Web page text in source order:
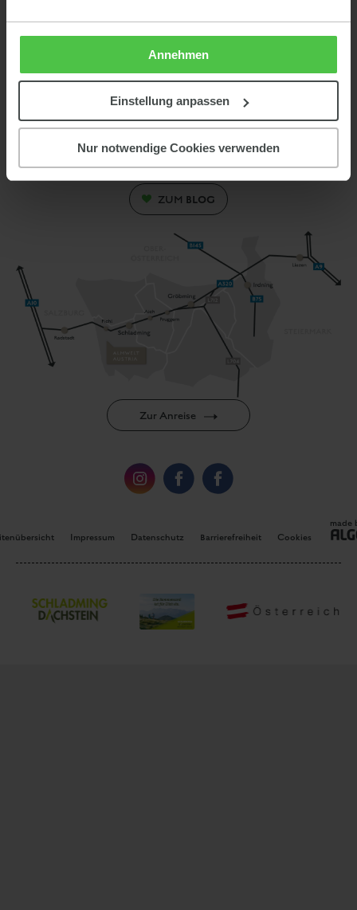
Annehmen
Einstellung anpassen
Nur notwendige Cookies verwenden
Kontakt
Almwelt Austria
8973 Schladming
ÖSTERREICH
E-Mail: info@almwelt-austria.at
ZUM BLOG
Zur Anreise
Impressum Datenschutz Barrierefreiheit Cookies
made